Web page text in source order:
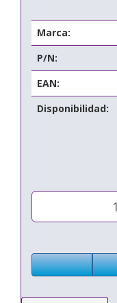
Marca:
P/N:
EAN:
Disponibilidad: